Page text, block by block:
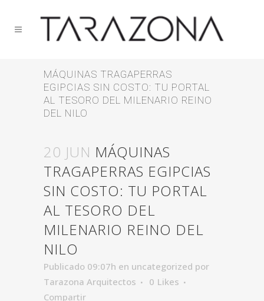
MÁQUINAS TRAGAPERRAS
EGIPCIAS SIN COSTO: TU PORTAL
AL TESORO DEL MILENARIO REINO
DEL NILO
20 JUN MÁQUINAS
TRAGAPERRAS EGIPCIAS
SIN COSTO: TU PORTAL
AL TESORO DEL
MILENARIO REINO DEL
NILO
Publicado 09:07h en uncategorized por
Tarazona Arquitectos
0 Likes
Compartir